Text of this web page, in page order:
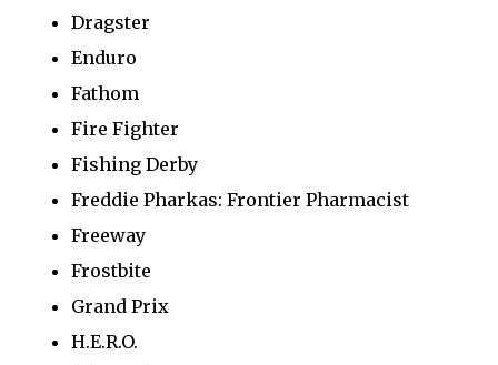
Dragster
Enduro
Fathom
Fire Fighter
Fishing Derby
Freddie Pharkas: Frontier Pharmacist
Freeway
Frostbite
Grand Prix
H.E.R.O.